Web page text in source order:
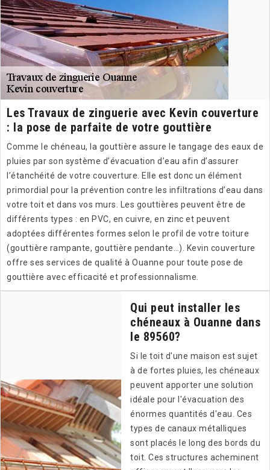
Les Travaux de zinguerie avec Kevin couverture
: la pose de parfaite de votre gouttière
Comme le chéneau, la gouttière assure le tangage des eaux de
pluies par son système d’évacuation d’eau afin d’assurer
l’étanchéité de votre couverture. Elle est donc un élément
primordial pour la prévention contre les infiltrations d’eau dans
votre toit et dans vos murs. Les gouttières peuvent être de
différents types : en PVC, en cuivre, en zinc et peuvent
adoptées différentes formes selon le profil de votre toiture
(gouttière rampante, gouttière pendante…). Kevin couverture
offre ses services de qualité à Ouanne pour toute pose de
gouttière avec efficacité et professionnalisme.
Qui peut installer les
chéneaux à Ouanne dans
le 89560?
Si le toit d'une maison est sujet
à de fortes pluies, les chéneaux
peuvent apporter une solution
idéale pour l'évacuation des
énormes quantités d'eau. Ces
types de canaux métalliques
sont placés le long des bords du
toit. Ces structures acheminent